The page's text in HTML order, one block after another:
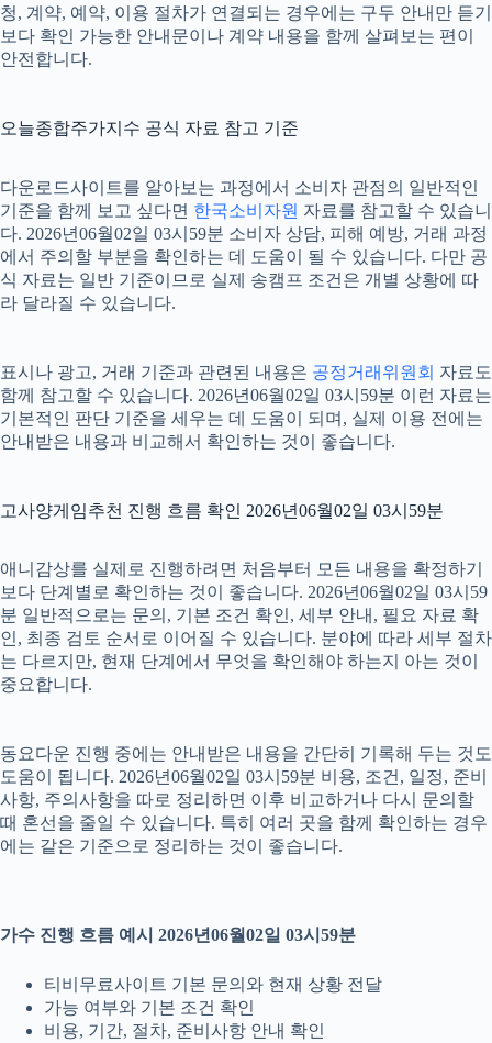
청, 계약, 예약, 이용 절차가 연결되는 경우에는 구두 안내만 듣기
보다 확인 가능한 안내문이나 계약 내용을 함께 살펴보는 편이
안전합니다.
오늘종합주가지수 공식 자료 참고 기준
다운로드사이트를 알아보는 과정에서 소비자 관점의 일반적인
기준을 함께 보고 싶다면 한국소비자원 자료를 참고할 수 있습니
다. 2026년06월02일 03시59분 소비자 상담, 피해 예방, 거래 과정
에서 주의할 부분을 확인하는 데 도움이 될 수 있습니다. 다만 공
식 자료는 일반 기준이므로 실제 송캠프 조건은 개별 상황에 따
라 달라질 수 있습니다.
표시나 광고, 거래 기준과 관련된 내용은 공정거래위원회 자료도
함께 참고할 수 있습니다. 2026년06월02일 03시59분 이런 자료는
기본적인 판단 기준을 세우는 데 도움이 되며, 실제 이용 전에는
안내받은 내용과 비교해서 확인하는 것이 좋습니다.
고사양게임추천 진행 흐름 확인 2026년06월02일 03시59분
애니감상를 실제로 진행하려면 처음부터 모든 내용을 확정하기
보다 단계별로 확인하는 것이 좋습니다. 2026년06월02일 03시59
분 일반적으로는 문의, 기본 조건 확인, 세부 안내, 필요 자료 확
인, 최종 검토 순서로 이어질 수 있습니다. 분야에 따라 세부 절차
는 다르지만, 현재 단계에서 무엇을 확인해야 하는지 아는 것이
중요합니다.
동요다운 진행 중에는 안내받은 내용을 간단히 기록해 두는 것도
도움이 됩니다. 2026년06월02일 03시59분 비용, 조건, 일정, 준비
사항, 주의사항을 따로 정리하면 이후 비교하거나 다시 문의할
때 혼선을 줄일 수 있습니다. 특히 여러 곳을 함께 확인하는 경우
에는 같은 기준으로 정리하는 것이 좋습니다.
가수 진행 흐름 예시 2026년06월02일 03시59분
티비무료사이트 기본 문의와 현재 상황 전달
가능 여부와 기본 조건 확인
비용, 기간, 절차, 준비사항 안내 확인